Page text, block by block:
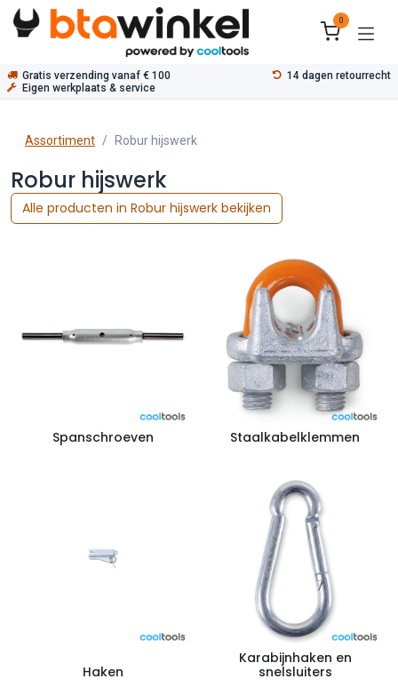
Overslaan naar inhoud
0
Gratis verzending vanaf € 100
14 dagen retourrecht
Eigen werkplaats & service
Assortiment Robur hijswerk
Robur hijswerk
Alle producten in Robur hijswerk bekijken
Spanschroeven Staalkabelklemmen
Haken
Karabijnhaken en
snelsluiters